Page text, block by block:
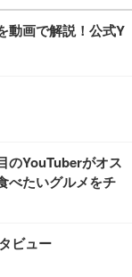
動画で解説！公式Y
のYouTuberがオス
べたいグルメをチ
ビュー